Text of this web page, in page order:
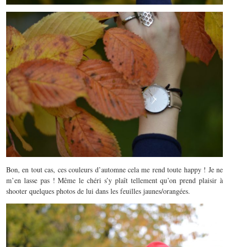
Bon, en tout cas, ces couleurs d’automne cela me rend toute happy ! Je ne
m’en lasse pas ! Même le chéri s’y plaît tellement qu’on prend plaisir à
shooter quelques photos de lui dans les feuilles jaunes/orangées.